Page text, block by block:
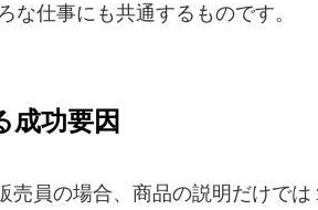
な仕事にも共通するものです。
成功要因
員の場合、商品の説明だけで